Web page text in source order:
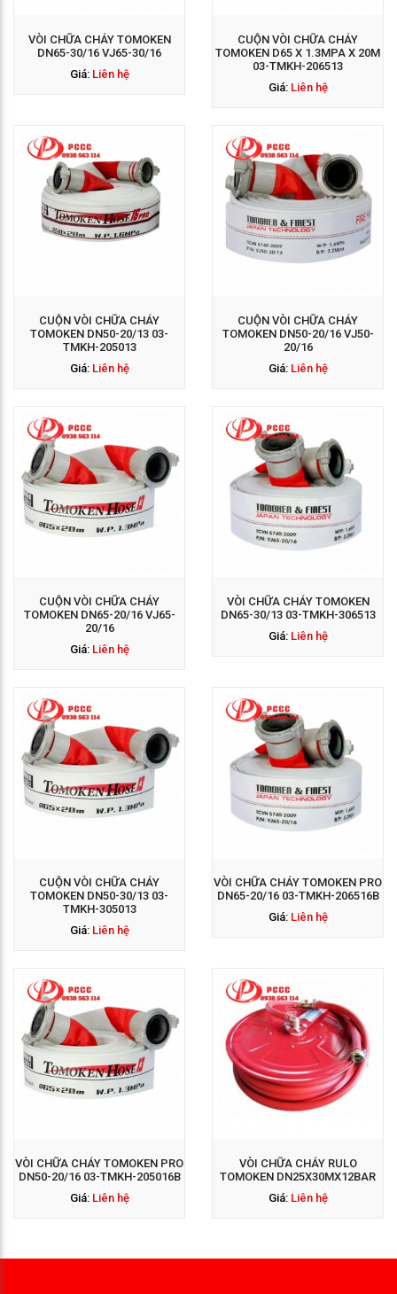
VÒI CHỮA CHÁY TOMOKEN
DN65-30/16 VJ65-30/16
Giá: Liên hệ
CUỘN VÒI CHỮA CHÁY
TOMOKEN D65 X 1.3MPA X 20M
03-TMKH-206513
Giá: Liên hệ
CUỘN VÒI CHỮA CHÁY
TOMOKEN DN50-20/13 03-
TMKH-205013
Giá: Liên hệ
GỌI NGAY: 0938 563
CUỘN VÒI CHỮA CHÁY
TOMOKEN DN50-20/16 VJ50-
20/16
Giá: Liên hệ
CUỘN VÒI CHỮA CHÁY
TOMOKEN DN65-20/16 VJ65-
20/16
Giá: Liên hệ
GỌI NGAY: 0938 563
114
VÒI CHỮA CHÁY TOMOKEN
DN65-30/13 03-TMKH-306513
Giá: Liên hệ
CUỘN VÒI CHỮA CHÁY
TOMOKEN DN50-30/13 03-
TMKH-305013
Giá: Liên hệ
GỌI NGAY: 0938 563
114
VÒI CHỮA CHÁY TOMOKEN PRO
DN65-20/16 03-TMKH-206516B
Giá: Liên hệ
VÒI CHỮA CHÁY TOMOKEN PRO
DN50-20/16 03-TMKH-205016B
Giá: Liên hệ
GỌI NGAY: 0938 563
114
VÒI CHỮA CHÁY RULO
TOMOKEN DN25X30MX12BAR
Giá: Liên hệ